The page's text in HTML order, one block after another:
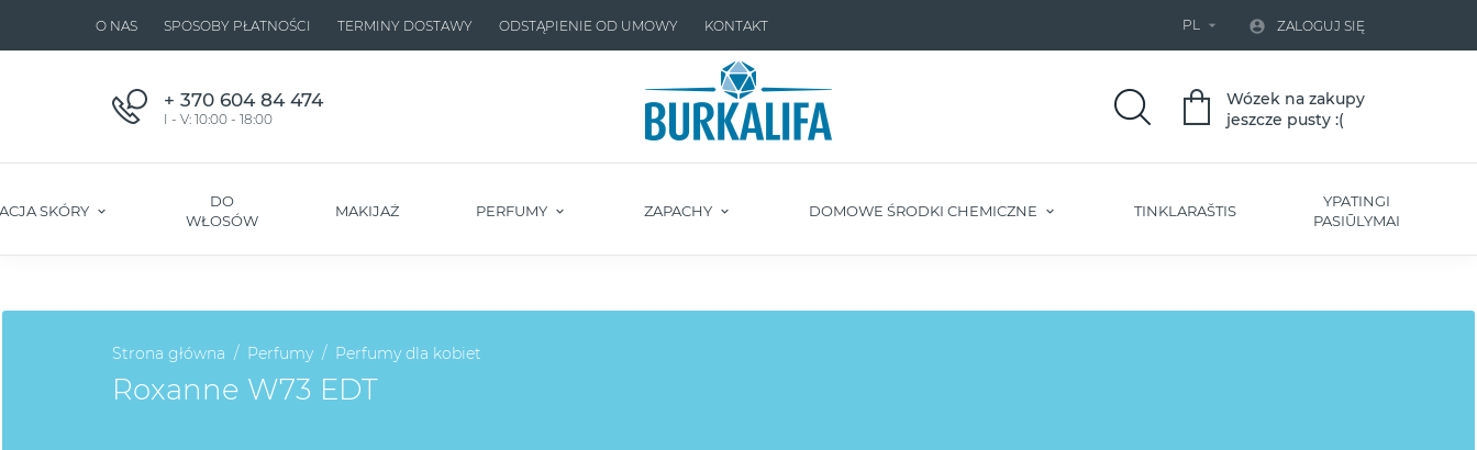
O NAS SPOSOBY PŁATNOŚCI TERMINY DOSTAWY ODSTĄPIENIE OD UMOWY KONTAKT PL   ZALOGUJ SIĘ
+ 370 604 84 474
I - V: 10:00 - 18:00
Wózek na zakupy
jeszcze pusty :(
SKÓRY
DO
WŁOSÓW
MAKIJAŻ PERFUMY ZAPACHY DOMOWE ŚRODKI CHEMICZNE TINKLARAŠTIS
YPATINGI
PASIŪLYMAI
Strona główna Perfumy Perfumy dla kobiet
Roxanne W73 EDT